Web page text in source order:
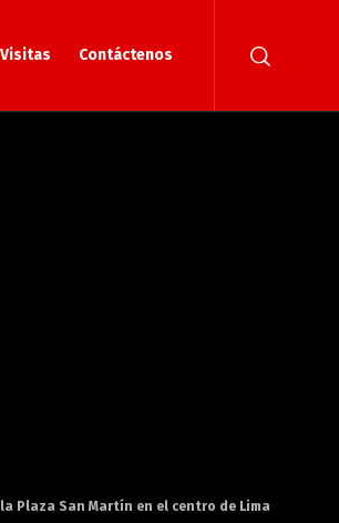
Contáctenos
Plaza San Martín en el centro de Lima